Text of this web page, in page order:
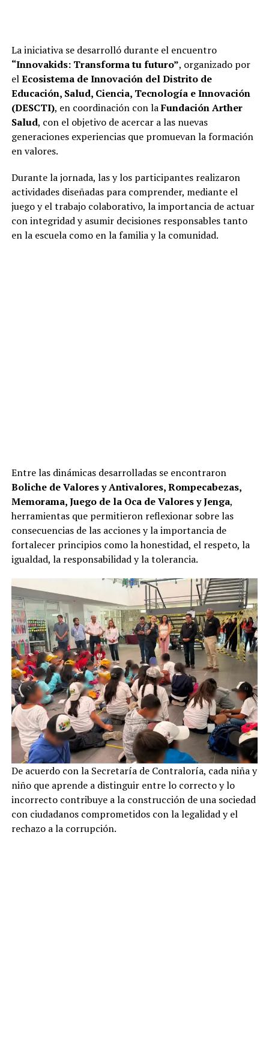
La iniciativa se desarrolló durante el encuentro
“Innovakids: Transforma tu futuro”, organizado por
elEcosistema de Innovación del Distrito de
Educación, Salud, Ciencia, Tecnología e Innovación
(DESCTI), en coordinación con laFundación Arther
Salud, con el objetivo de acercar a las nuevas
generaciones experiencias que promuevan la formación
en valores.
Durante la jornada, las y los participantes realizaron
actividades diseñadas para comprender, mediante el
juego y el trabajo colaborativo, la importancia de actuar
con integridad y asumir decisiones responsables tanto
en la escuela como en la familia y la comunidad.
Entre las dinámicas desarrolladas se encontraron
Boliche de Valores y Antivalores, Rompecabezas,
Memorama, Juego de la Oca de Valores y Jenga,
herramientas que permitieron reflexionar sobre las
consecuencias de las acciones y la importancia de
fortalecer principios como la honestidad, el respeto, la
igualdad, la responsabilidad y la tolerancia.
De acuerdo con la Secretaría de Contraloría, cada niña y
niño que aprende a distinguir entre lo correcto y lo
incorrecto contribuye a la construcción de una sociedad
con ciudadanos comprometidos con la legalidad y el
rechazo a la corrupción.